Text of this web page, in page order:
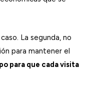
La segunda, no
para mantener el
para que cada visita